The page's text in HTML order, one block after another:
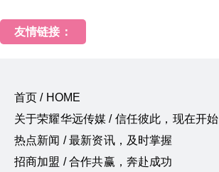
友情链接：
首页 / HOME
关于荣耀华远传媒 / 信任彼此，现在开始
热点新闻 / 最新资讯，及时掌握
招商加盟 / 合作共赢，奔赴成功